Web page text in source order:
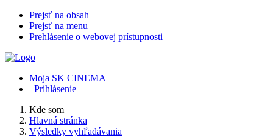
Prejsť na obsah
Prejsť na menu
Prehlásenie o webovej prístupnosti
Moja SK CINEMA
Prihlásenie
Kde som
Hlavná stránka
Výsledky vyhľadávania